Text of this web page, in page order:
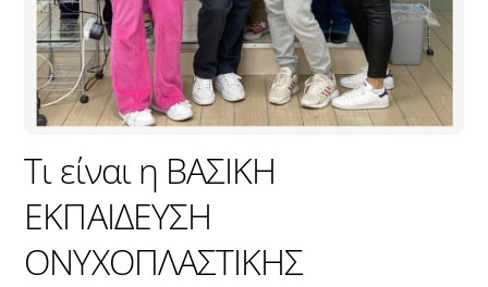
Τι είναι η ΒΑΣΙΚΗ
ΕΚΠΑΙΔΕΥΣΗ
ΟΝΥΧΟΠΛΑΣΤΙΚΗΣ